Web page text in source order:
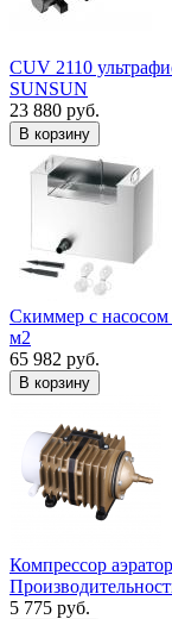
CUV 2110
SUNSUN
23 880 руб.
В корзину
Скиммер с
м2
65 982 руб.
В корзину
Компрессор
5 775 руб.